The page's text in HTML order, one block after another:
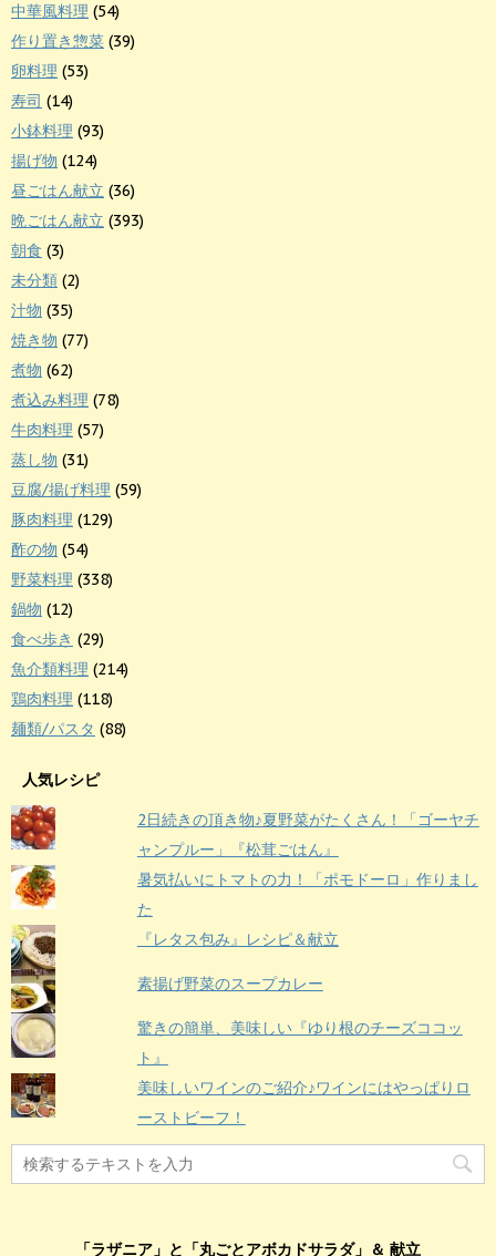
中華風料理 (54)
作り置き惣菜 (39)
卵料理 (53)
寿司 (14)
小鉢料理 (93)
揚げ物 (124)
昼ごはん献立 (36)
晩ごはん献立 (393)
朝食 (3)
未分類 (2)
汁物 (35)
焼き物 (77)
煮物 (62)
煮込み料理 (78)
牛肉料理 (57)
蒸し物 (31)
豆腐/揚げ料理 (59)
豚肉料理 (129)
酢の物 (54)
野菜料理 (338)
鍋物 (12)
食べ歩き (29)
魚介類料理 (214)
鶏肉料理 (118)
麺類/パスタ (88)
人気レシピ
2日続きの頂き物♪夏野菜がたくさん！「ゴーヤチ
ャンプルー」『松茸ごはん』
暑気払いにトマトの力！「ポモドーロ」作りまし
た
『レタス包み』レシピ＆献立
素揚げ野菜のスープカレー
驚きの簡単、美味しい『ゆり根のチーズココッ
ト』
美味しいワインのご紹介♪ワインにはやっぱりロ
ーストビーフ！
「ラザニア」と「丸ごとアボカドサラダ」＆ 献立